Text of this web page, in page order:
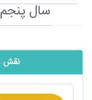
سال پنجم ،
نقش